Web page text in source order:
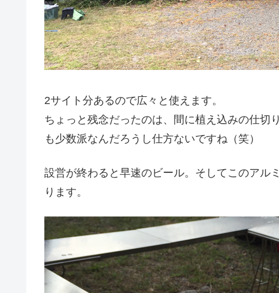
2サイト分あるので広々と使えます。
ちょっと残念だったのは、間に植え込みの仕切
も少数派なんだろうし仕方ないですね（笑）
設営が終わると早速のビール。そしてこのアル
ります。